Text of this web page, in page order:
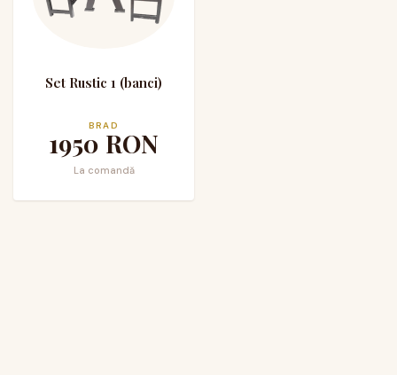
Set Rustic 1 (banci)
BRAD
1950 RON
La comandă